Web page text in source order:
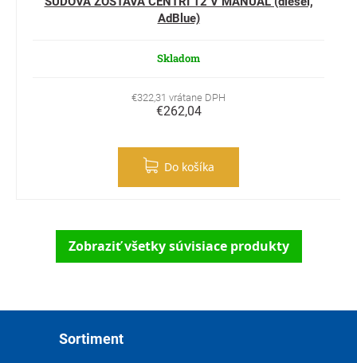
AdBlue)
Skladom
€322,31 vrátane DPH
€262,04
Do košíka
Zobraziť všetky súvisiace produkty
Sortiment